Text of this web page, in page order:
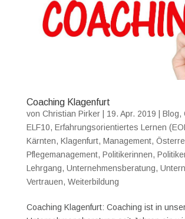
Coaching Klagenfurt
von Christian Pirker| 19. Apr. 2019 | Blog,
ELF10, Erfahrungsorientiertes Lernen
Kärnten, Klagenfurt, Management,
Pflegemanagement, Politikerinnen,
Lehrgang, Unternehmensberatung,
Vertrauen, Weiterbildung
Coaching Klagenfurt: Coaching ist in